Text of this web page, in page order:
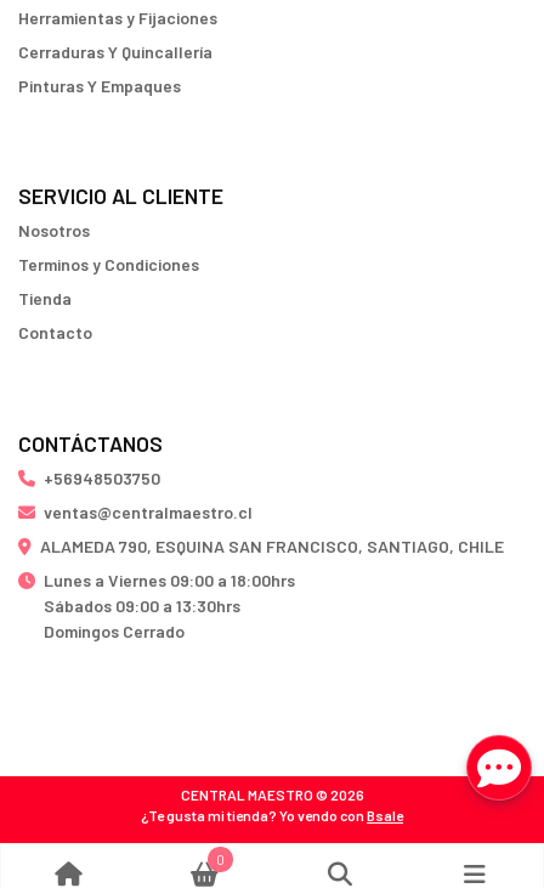
Herramientas y Fijaciones
Cerraduras Y Quincallería
Pinturas Y Empaques
SERVICIO AL CLIENTE
Nosotros
Terminos y Condiciones
Tienda
Contacto
CONTÁCTANOS
+56948503750
ventas@centralmaestro.cl
ALAMEDA 790, ESQUINA SAN FRANCISCO, SANTIAGO, CHILE
Lunes a Viernes 09:00 a 18:00hrs
Sábados 09:00 a 13:30hrs
Domingos Cerrado
CENTRAL MAESTRO © 2026
¿Te gusta mi tienda? Yo vendo conBsale
0